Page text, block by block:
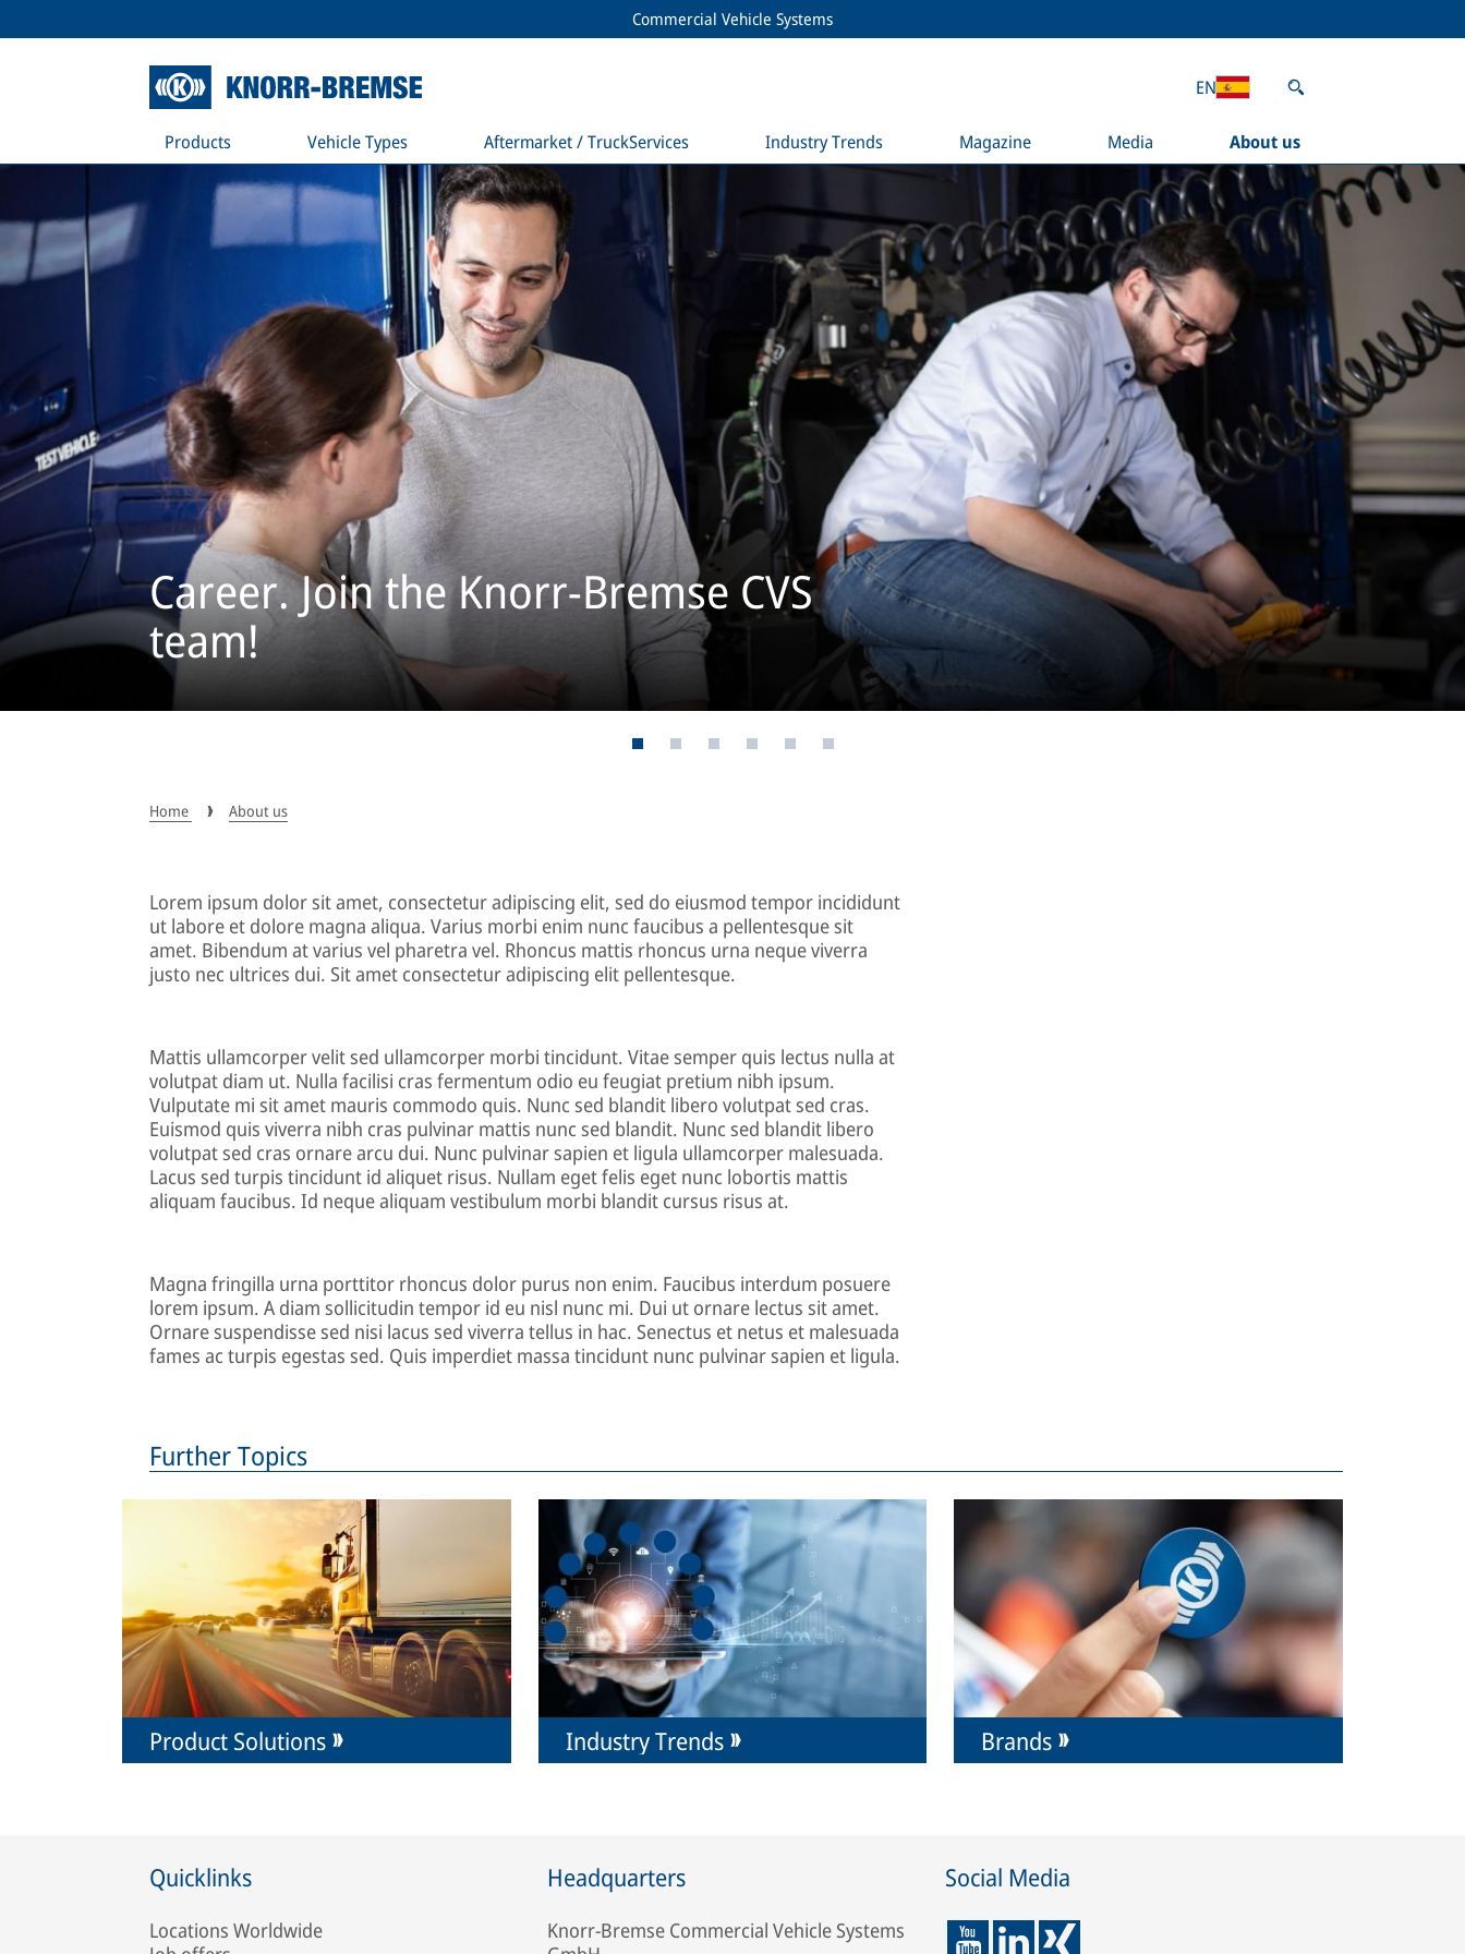
Commercial Vehicle Systems
Products Vehicle Types Aftermarket / TruckServices Industry Trends Magazine Media About us
EN
Career. Join the Knorr-Bremse CVS
team!
Home About us
Lorem ipsum dolor sit amet, consectetur adipiscing elit, sed do eiusmod tempor incididunt
ut labore et dolore magna aliqua. Varius morbi enim nunc faucibus a pellentesque sit
amet. Bibendum at varius vel pharetra vel. Rhoncus mattis rhoncus urna neque viverra
justo nec ultrices dui. Sit amet consectetur adipiscing elit pellentesque.
Mattis ullamcorper velit sed ullamcorper morbi tincidunt. Vitae semper quis lectus nulla at
volutpat diam ut. Nulla facilisi cras fermentum odio eu feugiat pretium nibh ipsum.
Vulputate mi sit amet mauris commodo quis. Nunc sed blandit libero volutpat sed cras.
Euismod quis viverra nibh cras pulvinar mattis nunc sed blandit. Nunc sed blandit libero
volutpat sed cras ornare arcu dui. Nunc pulvinar sapien et ligula ullamcorper malesuada.
Lacus sed turpis tincidunt id aliquet risus. Nullam eget felis eget nunc lobortis mattis
aliquam faucibus. Id neque aliquam vestibulum morbi blandit cursus risus at.
Magna fringilla urna porttitor rhoncus dolor purus non enim. Faucibus interdum posuere
lorem ipsum. A diam sollicitudin tempor id eu nisl nunc mi. Dui ut ornare lectus sit amet.
Ornare suspendisse sed nisi lacus sed viverra tellus in hac. Senectus et netus et malesuada
fames ac turpis egestas sed. Quis imperdiet massa tincidunt nunc pulvinar sapien et ligula.
Further Topics
Product Solutions Industry Trends Brands
Quicklinks
Locations Worldwide
Headquarters
Knorr-Bremse Commercial Vehicle Systems
Social Media